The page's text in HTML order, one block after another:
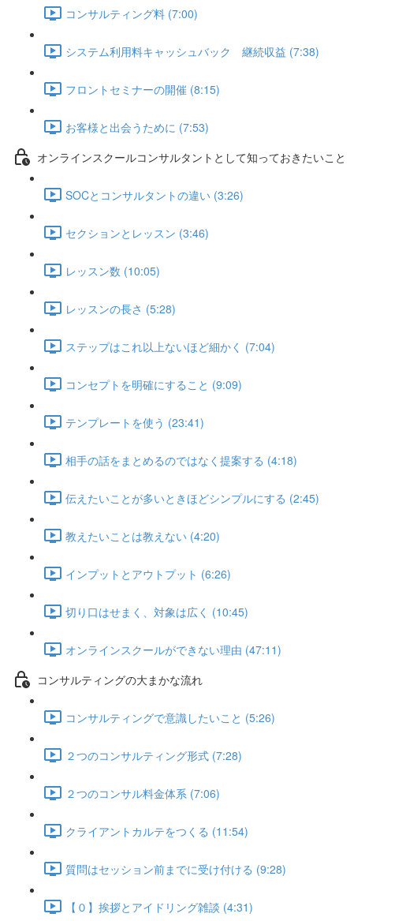
コンサルティング料 (7:00)
システム利用料キャッシュバック 継続収益 (7:38)
フロントセミナーの開催 (8:15)
お客様と出会うために (7:53)
オンラインスクールコンサルタントとして知っておきたいこと
SOCとコンサルタントの違い (3:26)
セクションとレッスン (3:46)
レッスン数 (10:05)
レッスンの長さ (5:28)
ステップはこれ以上ないほど細かく (7:04)
コンセプトを明確にすること (9:09)
テンプレートを使う (23:41)
相手の話をまとめるのではなく提案する (4:18)
伝えたいことが多いときほどシンプルにする (2:45)
教えたいことは教えない (4:20)
インプットとアウトプット (6:26)
切り口はせまく、対象は広く (10:45)
オンラインスクールができない理由 (47:11)
コンサルティングの大まかな流れ
コンサルティングで意識したいこと (5:26)
２つのコンサルティング形式 (7:28)
２つのコンサル料金体系 (7:06)
クライアントカルテをつくる (11:54)
質問はセッション前までに受け付ける (9:28)
【０】挨拶とアイドリング雑談 (4:31)